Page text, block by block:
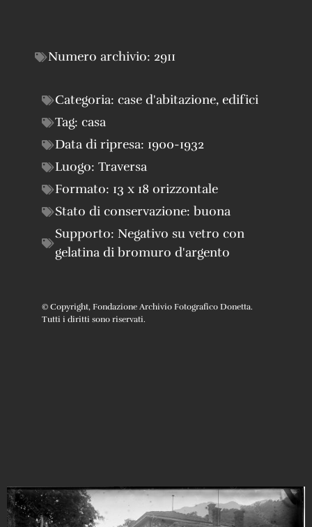
Numero archivio: 2911
Categoria: case d'abitazione, edifici
Tag: casa
Data di ripresa: 1900-1932
Luogo: Traversa
Formato: 13 x 18 orizzontale
Stato di conservazione: buona
Supporto: Negativo su vetro con
gelatina di bromuro d'argento
© Copyright, Fondazione Archivio Fotografico Donetta.
Tutti i diritti sono riservati.